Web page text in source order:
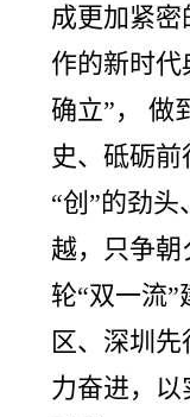
成更加紧
作的新时代
确立”， 做
史、砥砺前
“创”的劲头
越，只争
轮“双一流
区、深圳
力奋进，